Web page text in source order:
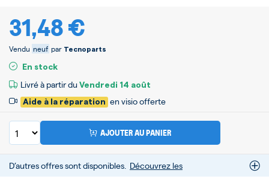
31,48 €
Vendu neuf par Tecnoparts
En stock
Livré à partir du Vendredi 14 août
Aide à la réparation en visio offerte
AJOUTER AU PANIER
D’autres offres sont disponibles. Découvrez les